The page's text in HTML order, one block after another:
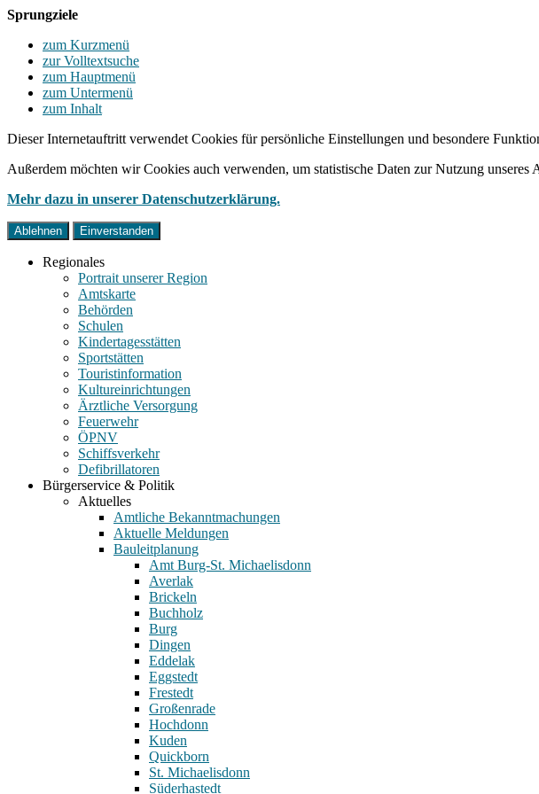
Sprungziele
zum Kurzmenü
zur Volltextsuche
zum Hauptmenü
zum Untermenü
zum Inhalt
Dieser Internetauftritt verwendet Cookies für persönliche Einstellungen und besondere
Außerdem möchten wir Cookies auch verwenden, um statistische Daten zur Nutzung
Mehr dazu in unserer Datenschutzerklärung.
Ablehnen Einverstanden
Regionales
Portrait unserer Region
Amtskarte
Behörden
Schulen
Kindertagesstätten
Sportstätten
Touristinformation
Kultureinrichtungen
Ärztliche Versorgung
Feuerwehr
ÖPNV
Schiffsverkehr
Defibrillatoren
Bürgerservice & Politik
Aktuelles
Amtliche Bekanntmachungen
Aktuelle Meldungen
Bauleitplanung
Amt Burg-St. Michaelisdonn
Averlak
Brickeln
Buchholz
Burg
Dingen
Eddelak
Eggstedt
Frestedt
Großenrade
Hochdonn
Kuden
Quickborn
St. Michaelisdonn
Süderhastedt